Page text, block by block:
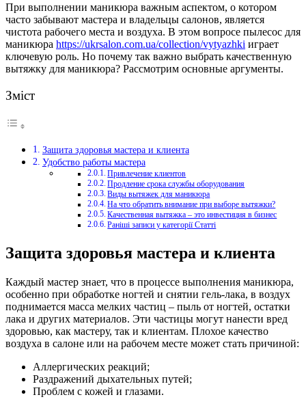
При выполнении маникюра важным аспектом, о котором
часто забывают мастера и владельцы салонов, является
чистота рабочего места и воздуха. В этом вопросе пылесос для
маникюра https://ukrsalon.com.ua/collection/vytyazhki играет
ключевую роль. Но почему так важно выбрать качественную
вытяжку для маникюра? Рассмотрим основные аргументы.
Зміст
Защита здоровья мастера и клиента
Удобство работы мастера
Привлечение клиентов
Продление срока службы оборудования
Виды вытяжек для маникюра
На что обратить внимание при выборе вытяжки?
Качественная вытяжка – это инвестиция в бизнес
Раніші записи у категорії Статті
Защита здоровья мастера и клиента
Каждый мастер знает, что в процессе выполнения маникюра,
особенно при обработке ногтей и снятии гель-лака, в воздух
поднимается масса мелких частиц – пыль от ногтей, остатки
лака и других материалов. Эти частицы могут нанести вред
здоровью, как мастеру, так и клиентам. Плохое качество
воздуха в салоне или на рабочем месте может стать причиной:
Аллергических реакций;
Раздражений дыхательных путей;
Проблем с кожей и глазами.